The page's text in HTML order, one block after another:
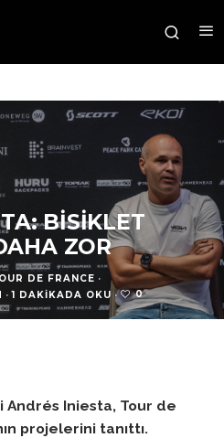
BISIKLET
ZOR
DE FRANCE ·
· 1 DAKIKADA OKU · 0
Iniesta, Tour de
projelerini tanıttı.